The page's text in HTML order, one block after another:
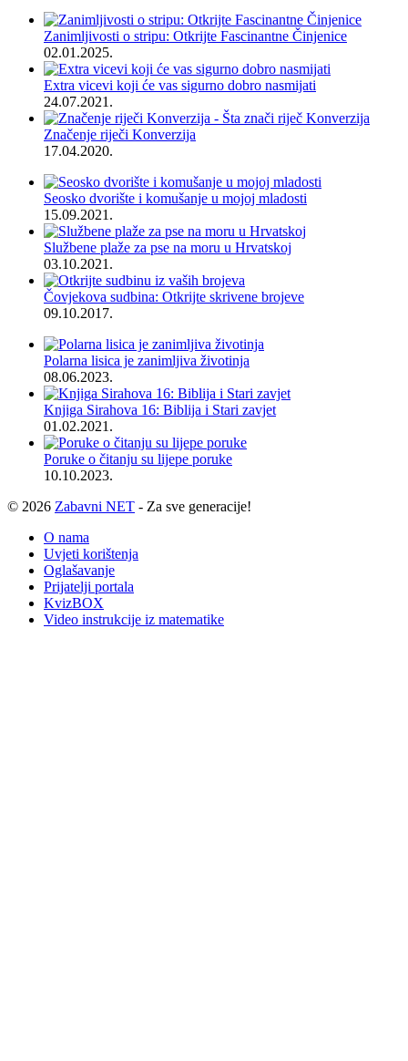
Zanimljivosti o stripu: Otkrijte Fascinantne Činjenice
02.01.2025.
Extra vicevi koji će vas sigurno dobro nasmijati
24.07.2021.
Značenje riječi Konverzija
17.04.2020.
Seosko dvorište i komušanje u mojoj mladosti
15.09.2021.
Službene plaže za pse na moru u Hrvatskoj
03.10.2021.
Čovjekova sudbina: Otkrijte skrivene brojeve
09.10.2017.
Polarna lisica je zanimljiva životinja
08.06.2023.
Knjiga Sirahova 16: Biblija i Stari zavjet
01.02.2021.
Poruke o čitanju su lijepe poruke
10.10.2023.
© 2026 Zabavni NET - Za sve generacije!
O nama
Uvjeti korištenja
Oglašavanje
Prijatelji portala
KvizBOX
Video instrukcije iz matematike